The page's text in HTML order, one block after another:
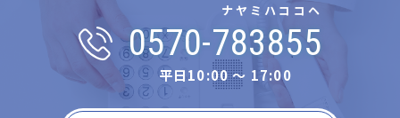
ナヤミハココヘ
0570-783855
平日10:00 〜 17:00